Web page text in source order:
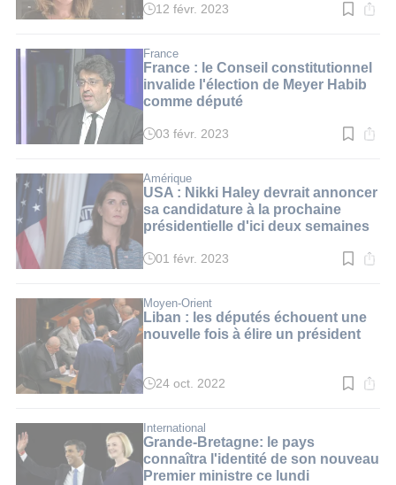
Temps
:
3
min.
12 févr. 2023
France
France : le Conseil constitutionnel
invalide l'élection de Meyer Habib
comme député
Temps
:
2
min.
03 févr. 2023
Amérique
USA : Nikki Haley devrait annoncer
sa candidature à la prochaine
présidentielle d'ici deux semaines
Temps
:
4
min.
01 févr. 2023
Moyen-Orient
Liban : les députés échouent une
nouvelle fois à élire un président
Temps
:
3
min.
24 oct. 2022
International
Grande-Bretagne: le pays
connaîtra l'identité de son nouveau
Premier ministre ce lundi